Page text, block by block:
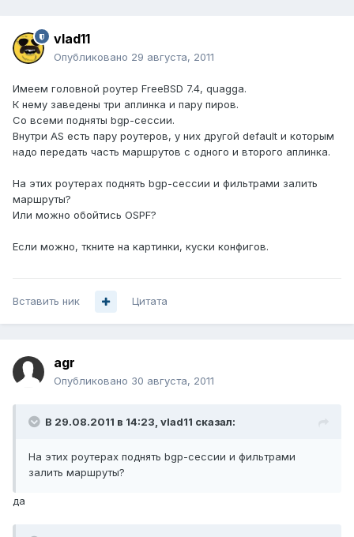
vlad11
Опубликовано 29 августа, 2011
Имеем головной роутер FreeBSD 7.4, quagga.
К нему заведены три аплинка и пару пиров.
Со всеми подняты bgp-сессии.
Внутри AS есть пару роутеров, у них другой default и которым
надо передать часть маршрутов с одного и второго аплинка.
На этих роутерах поднять bgp-сессии и фильтрами залить
маршруты?
Или можно обойтись OSPF?
Если можно, ткните на картинки, куски конфигов.
Вставить ник Цитата
agr
Опубликовано 30 августа, 2011
В 29.08.2011 в 14:23, vlad11 сказал:
На этих роутерах поднять bgp-сессии и фильтрами
залить маршруты?
да